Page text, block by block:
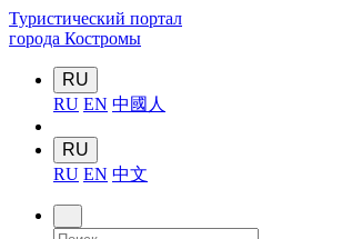
Туристический портал
города Костромы
RU
RU EN 中國人
RU
RU EN 中文